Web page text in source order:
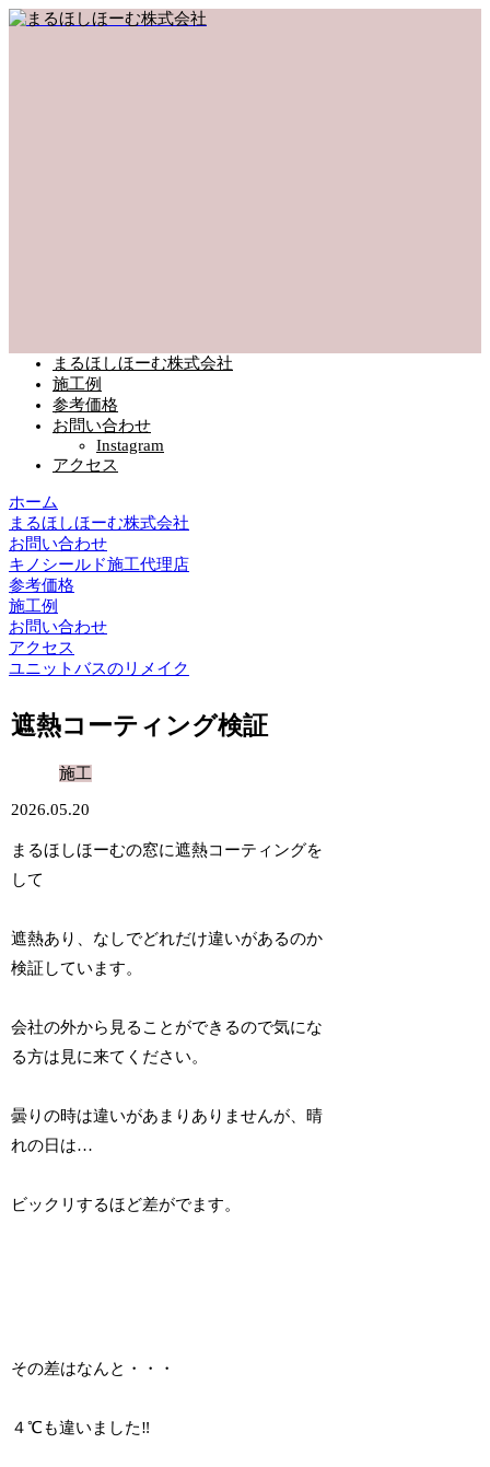
まるほしほーむ株式会社
施工例
参考価格
お問い合わせ
Instagram
アクセス
ホーム
まるほしほーむ株式会社
お問い合わせ
キノシールド施工代理店
参考価格
施工例
お問い合わせ
アクセス
ユニットバスのリメイク
遮熱コーティング検証
施工
2026.05.20
まるほしほーむの窓に遮熱コーティングを
して
遮熱あり、なしでどれだけ違いがあるのか
検証しています。
会社の外から見ることができるので気にな
る方は見に来てください。
曇りの時は違いがあまりありませんが、晴
れの日は…
ビックリするほど差がでます。
その差はなんと・・・
４℃も違いました‼